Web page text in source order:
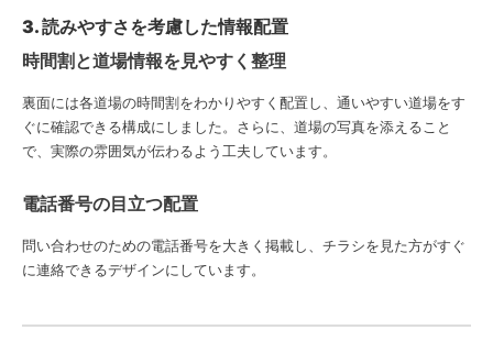
3. 読みやすさを考慮した情報配置
時間割と道場情報を見やすく整理
裏面には各道場の時間割をわかりやすく配置し、通いやすい道場をす
ぐに確認できる構成にしました。さらに、道場の写真を添えること
で、実際の雰囲気が伝わるよう工夫しています。
電話番号の目立つ配置
問い合わせのための電話番号を大きく掲載し、チラシを見た方がすぐ
に連絡できるデザインにしています。